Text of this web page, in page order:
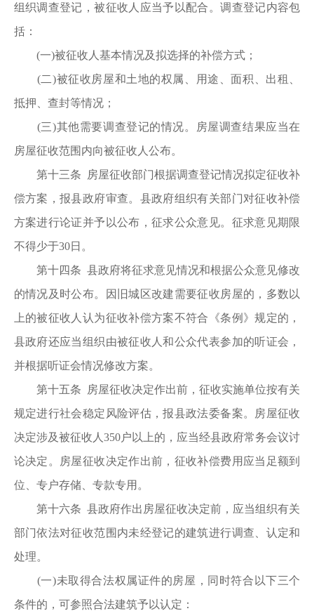
组织调查登记，被征收人应当予以配合。调查登记内容包
括：
(一)被征收人基本情况及拟选择的补偿方式；
(二)被征收房屋和土地的权属、用途、面积、出租、
抵押、查封等情况；
(三)其他需要调查登记的情况。房屋调查结果应当在
房屋征收范围内向被征收人公布。
第十三条 房屋征收部门根据调查登记情况拟定征收补
偿方案，报县政府审查。县政府组织有关部门对征收补偿
方案进行论证并予以公布，征求公众意见。征求意见期限
不得少于30日。
第十四条 县政府将征求意见情况和根据公众意见修改
的情况及时公布。因旧城区改建需要征收房屋的，多数以
上的被征收人认为征收补偿方案不符合《条例》规定的，
县政府还应当组织由被征收人和公众代表参加的听证会，
并根据听证会情况修改方案。
第十五条 房屋征收决定作出前，征收实施单位按有关
规定进行社会稳定风险评估，报县政法委备案。房屋征收
决定涉及被征收人350户以上的，应当经县政府常务会议讨
论决定。房屋征收决定作出前，征收补偿费用应当足额到
位、专户存储、专款专用。
第十六条 县政府作出房屋征收决定前，应当组织有关
部门依法对征收范围内未经登记的建筑进行调查、认定和
处理。
(一)未取得合法权属证件的房屋，同时符合以下三个
条件的，可参照合法建筑予以认定：